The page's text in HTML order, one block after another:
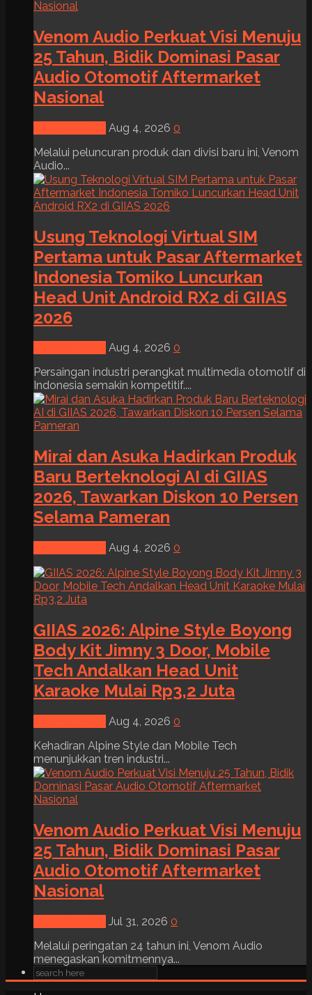
Venom Audio Perkuat Visi Menuju
25 Tahun, Bidik Dominasi Pasar
Audio Otomotif Aftermarket
Nasional
Aug 4, 2026 0
Melalui peluncuran produk dan divisi baru ini, Venom
Audio...
Usung Teknologi Virtual SIM
Pertama untuk Pasar Aftermarket
Indonesia Tomiko Luncurkan
Head Unit Android RX2 di GIIAS
2026
Aug 4, 2026 0
Persaingan industri perangkat multimedia otomotif di
Indonesia semakin kompetitif....
Mirai dan Asuka Hadirkan Produk
Baru Berteknologi AI di GIIAS
2026, Tawarkan Diskon 10 Persen
Selama Pameran
Aug 4, 2026 0
GIIAS 2026: Alpine Style Boyong
Body Kit Jimny 3 Door, Mobile
Tech Andalkan Head Unit
Karaoke Mulai Rp3,2 Juta
Aug 4, 2026 0
Kehadiran Alpine Style dan Mobile Tech
menunjukkan tren industri...
Venom Audio Perkuat Visi Menuju
25 Tahun, Bidik Dominasi Pasar
Audio Otomotif Aftermarket
Nasional
Jul 31, 2026 0
Melalui peringatan 24 tahun ini, Venom Audio
menegaskan komitmennya...